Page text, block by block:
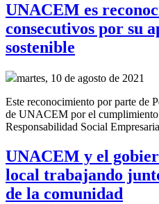
UNACEM es
consecutivos por su
sostenible
martes, 10 de agosto de 2021
Este reconocimiento por parte de
de UNACEM por el cumplimiento
Responsabilidad Social
UNACEM y el
local trabajando
de la comunidad